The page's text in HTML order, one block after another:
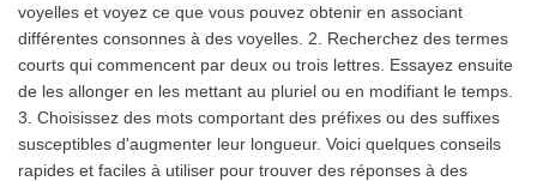
voyelles et voyez ce que vous pouvez obtenir en associant
différentes consonnes à des voyelles. 2. Recherchez des termes
courts qui commencent par deux ou trois lettres. Essayez ensuite
de les allonger en les mettant au pluriel ou en modifiant le temps.
3. Choisissez des mots comportant des préfixes ou des suffixes
susceptibles d'augmenter leur longueur. Voici quelques conseils
rapides et faciles à utiliser pour trouver des réponses à des